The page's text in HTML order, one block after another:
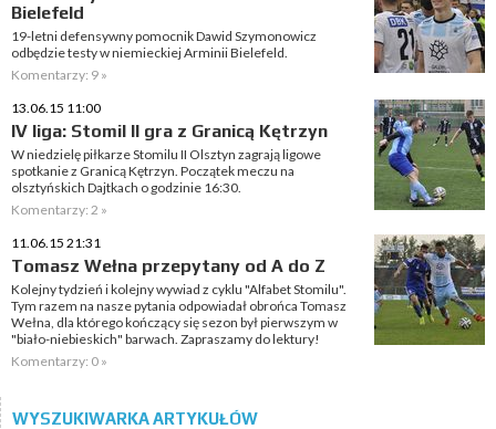
Bielefeld
19-letni defensywny pomocnik Dawid Szymonowicz
odbędzie testy w niemieckiej Arminii Bielefeld.
Komentarzy: 9 »
13.06.15 11:00
IV liga: Stomil II gra z Granicą Kętrzyn
W niedzielę piłkarze Stomilu II Olsztyn zagrają ligowe
spotkanie z Granicą Kętrzyn. Początek meczu na
olsztyńskich Dajtkach o godzinie 16:30.
Komentarzy: 2 »
11.06.15 21:31
Tomasz Wełna przepytany od A do Z
Kolejny tydzień i kolejny wywiad z cyklu "Alfabet Stomilu".
Tym razem na nasze pytania odpowiadał obrońca Tomasz
Wełna, dla którego kończący się sezon był pierwszym w
"biało-niebieskich" barwach. Zapraszamy do lektury!
Komentarzy: 0 »
WYSZUKIWARKA ARTYKUŁÓW